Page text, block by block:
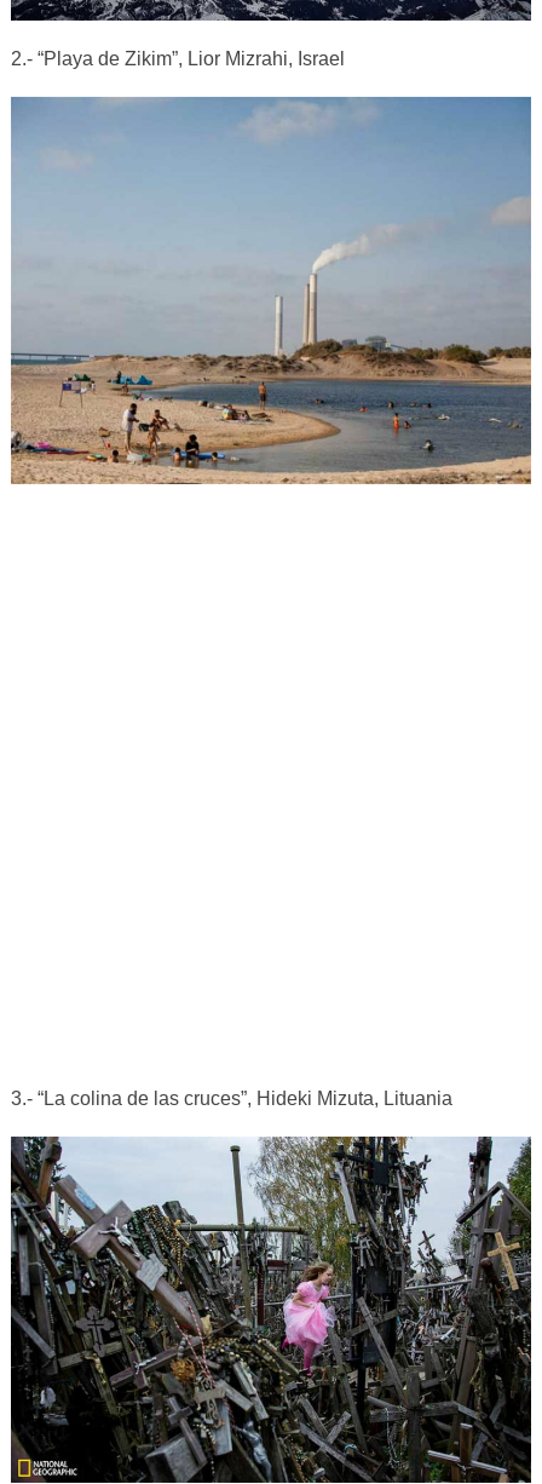
2.- “Playa de Zikim”, Lior Mizrahi, Israel
3.- “La colina de las cruces”, Hideki Mizuta, Lituania